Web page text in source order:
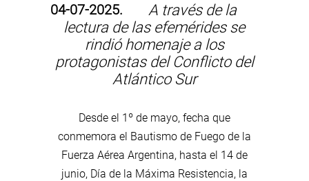
04-07-2025.
A través de la
lectura de las efemérides se
rindió homenaje a los
protagonistas del Conflicto del
Atlántico Sur
Desde el 1º de mayo, fecha que
conmemora el Bautismo de Fuego de la
Fuerza Aérea Argentina, hasta el 14 de
junio, Día de la Máxima Resistencia, la